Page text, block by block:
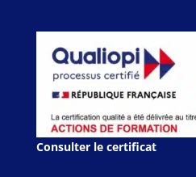
Consulter le certificat